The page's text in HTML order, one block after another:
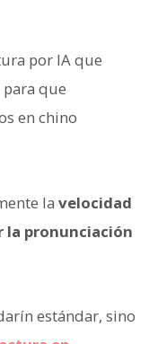
por IA que
que
en chino
la velocidad
la pronunciación
estándar, sino